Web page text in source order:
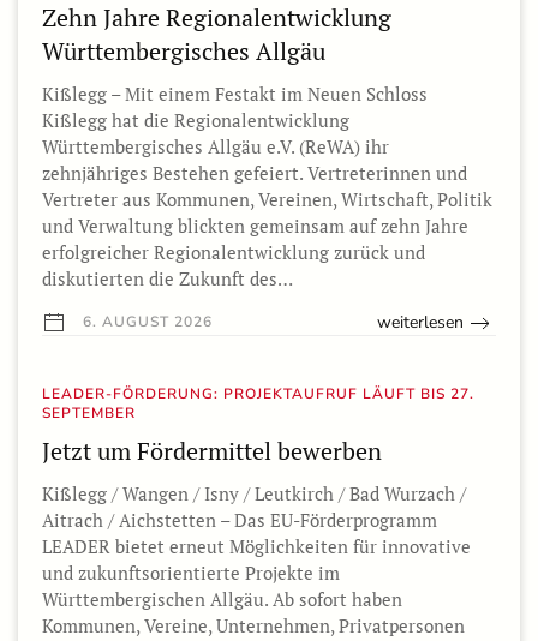
Zehn Jahre Regionalentwicklung
Württembergisches Allgäu
Kißlegg – Mit einem Festakt im Neuen Schloss
Kißlegg hat die Regionalentwicklung
Württembergisches Allgäu e.V. (ReWA) ihr
zehnjähriges Bestehen gefeiert. Vertreterinnen und
Vertreter aus Kommunen, Vereinen, Wirtschaft, Politik
und Verwaltung blickten gemeinsam auf zehn Jahre
erfolgreicher Regionalentwicklung zurück und
diskutierten die Zukunft des…
6. AUGUST 2026 weiterlesen
LEADER-FÖRDERUNG: PROJEKTAUFRUF LÄUFT BIS 27.
SEPTEMBER
Jetzt um Fördermittel bewerben
Kißlegg / Wangen / Isny / Leutkirch / Bad Wurzach /
Aitrach / Aichstetten – Das EU-Förderprogramm
LEADER bietet erneut Möglichkeiten für innovative
und zukunftsorientierte Projekte im
Württembergischen Allgäu. Ab sofort haben
Kommunen, Vereine, Unternehmen, Privatpersonen